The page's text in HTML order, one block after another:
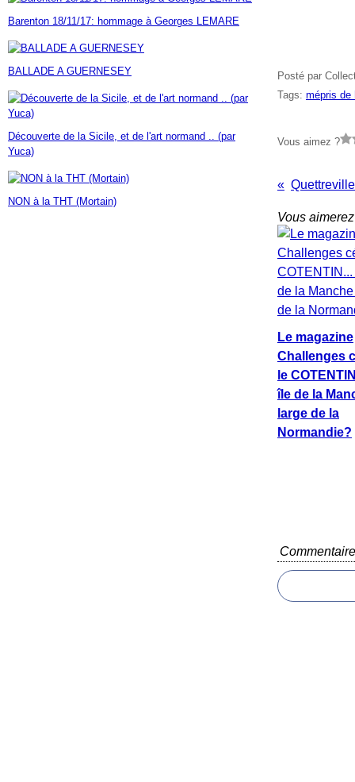
Janvier(7)
Février(9)
Janvier(18)
Mars(60)
Février(24)
Janvier(23)
Avril(14)
Mars (17)
Février(46)
Janvier (35)
Barenton 18/11/17: hommage à Georges LEMARE
BALLADE A GUERNESEY
Découverte de la Sicile, et de l'art normand .. (par
Yuca)
NON à la THT (Mortain)
Posté par
Tags: mépris de
Vous aimez ?
Vous
Le magazine
Challenges
le
île de la
large de la
Normandie?